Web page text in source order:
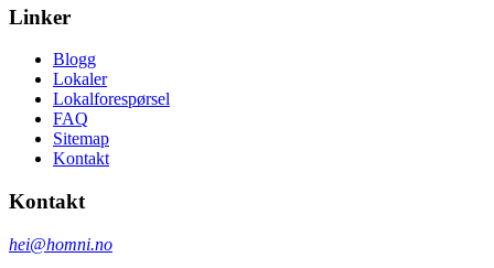
Linker
Blogg
Lokaler
Lokalforespørsel
FAQ
Sitemap
Kontakt
Kontakt
hei@homni.no